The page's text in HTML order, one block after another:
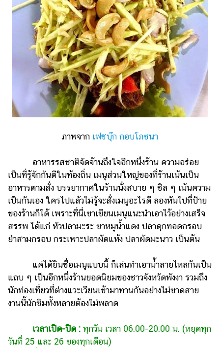
ภาพจาก เฟซบุ๊ก กอบโภชนา
อาหารรสชาติจัดจ้านถึงใจอีกหนึ่งร้าน ความอร่อย
เป็นที่รู้จักกันดีในท้องถิ่น เมนูส่วนใหญ่ของที่ร้านเน้นเป็น
อาหารตามสั่ง บรรยากาศในร้านนั่งสบาย ๆ ชิล ๆ เน้นความ
เป็นกันเอง ใครไปแล้วไม่รู้จะสั่งเมนูอะไรดี ลองหันไปที่ป้าย
ของร้านก็ได้ เพราะที่นี่เขาเขียนเมนูแนะนำเอาไว้อย่างเสร็จ
สรรพ ได้แก่ หัวปลามะระ ขาหมูน้ำแดง ปลาดุกทอดกรอบ
ยำสามกรอบ กระเพาะปลาผัดแห้ง ปลาผัดมะนาว เป็นต้น
แค่ได้ยินชื่อเมนูแบบนี้ ก็เล่นทำเอาน้ำลายไหลกันเป็น
แถบ ๆ เป็นอีกหนึ่งร้านยอดนิยมของชาวจังหวัดพังงา รวมถึง
นักท่องเที่ยวที่ต่างแวะเวียนเข้ามาทานกันอย่างไม่ขาดสาย
งานนี้นักชิมทั้งหลายต้องไม่พลาด
เวลาเปิด-ปิด : ทุกวัน เวลา 06.00-20.00 น. (หยุดทุก
วันที่ 25 และ 26 ของทุกเดือน)